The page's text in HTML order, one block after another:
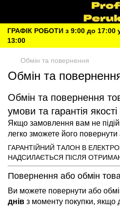
ГРАФІК РОБОТИ з 9:00 до 17:00
13:00
Обмін та повернення
Обмін та
Обмін та повернення
умови та гарантія якості
Якщо замовлення вам не
легко зможете його повернути
ГАРАНТІЙНИЙ ТАЛОН В
НАДСИЛАЄТЬСЯ ПІСЛЯ
Повернення або обмін
Ви можете повернути або
днів з моменту покупки, якщо